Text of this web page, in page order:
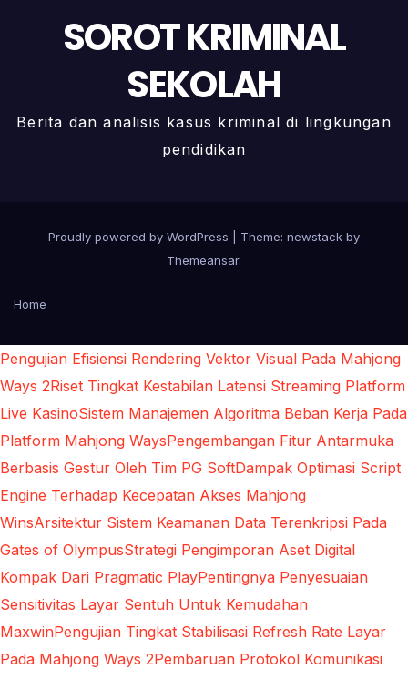
SOROT KRIMINAL
SEKOLAH
Berita dan analisis kasus kriminal di lingkungan
pendidikan
Proudly powered by WordPress
Theme: newstack by
Themeansar.
Home
Pengujian Efisiensi Rendering Vektor Visual Pada Mahjong
Ways 2Riset Tingkat Kestabilan Latensi Streaming Platform
Live KasinoSistem Manajemen Algoritma Beban Kerja Pada
Platform Mahjong WaysPengembangan Fitur Antarmuka
Berbasis Gestur Oleh Tim PG SoftDampak Optimasi Script
Engine Terhadap Kecepatan Akses Mahjong
WinsArsitektur Sistem Keamanan Data Terenkripsi Pada
Gates of OlympusStrategi Pengimporan Aset Digital
Kompak Dari Pragmatic PlayPentingnya Penyesuaian
Sensitivitas Layar Sentuh Untuk Kemudahan
MaxwinPengujian Tingkat Stabilisasi Refresh Rate Layar
Pada Mahjong Ways 2Pembaruan Protokol Komunikasi